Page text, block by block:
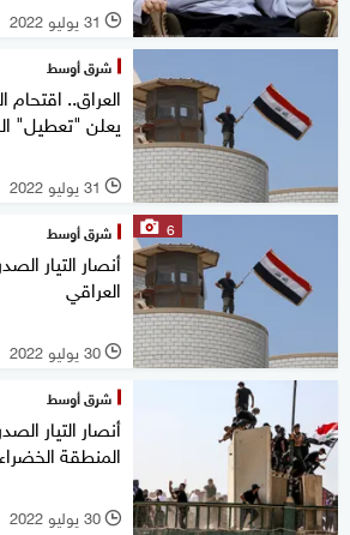
l 31 يوليو 2022
شرق أوسط
العراق.. اقتحام
يعلن "تعطيل"
l 31 يوليو 2022
6 شرق أوسط
أنصار التيار
العراقي
l 30 يوليو 2022
شرق أوسط
أنصار التيار
المنطقة الخضراء
l 30 يوليو 2022